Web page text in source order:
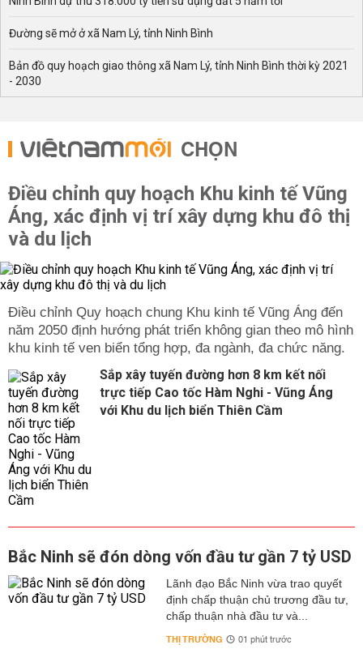
Đường sẽ mở ở xã Nam Lý, tỉnh Ninh Bình
Bản đồ quy hoạch giao thông xã Nam Lý, tỉnh Ninh Bình thời kỳ 2021
- 2030
CHỌN
Điều chỉnh quy hoạch Khu kinh tế Vũng
Áng, xác định vị trí xây dựng khu đô thị
và du lịch
Điều chỉnh Quy hoạch chung Khu kinh tế Vũng Áng đến
năm 2050 định hướng phát triển không gian theo mô hình
khu kinh tế ven biển tổng hợp, đa ngành, đa chức năng.
Sắp xây tuyến đường hơn 8 km kết nối
trực tiếp Cao tốc Hàm Nghi - Vũng Áng
với Khu du lịch biển Thiên Cầm
Bắc Ninh sẽ đón dòng vốn đầu tư gần 7 tỷ USD
Lãnh đạo Bắc Ninh vừa trao quyết
định chấp thuận chủ trương đầu tư,
chấp thuận nhà đầu tư và...
THỊ TRƯỜNG 01 phút trước